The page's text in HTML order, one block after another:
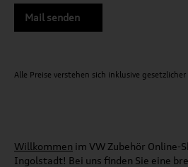
Mail senden
Alle Preise verstehen sich inklusive
Willkommen im VW Zubehör Online-
Ingolstadt! Bei uns finden Sie eine